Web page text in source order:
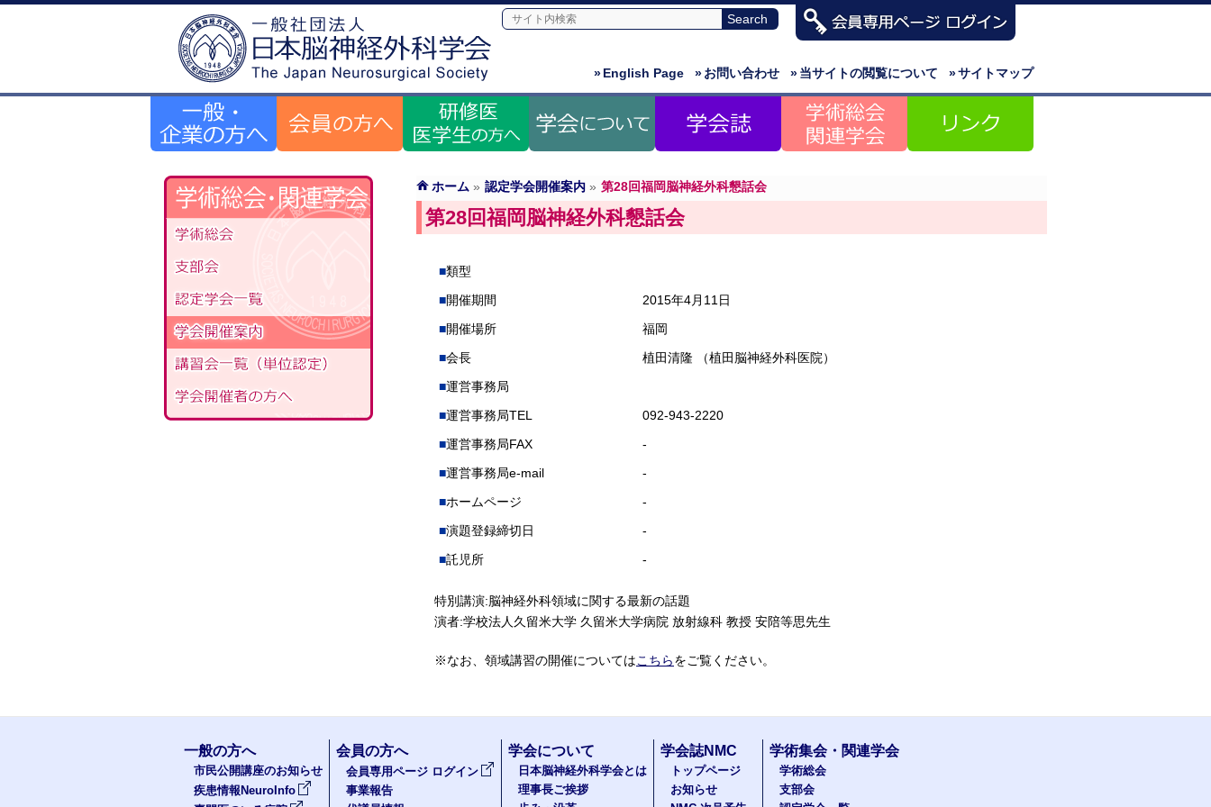
»サイトマップ
»当サイトの閲覧について
»お問い合わせ
»English Page
ホーム » 認定学会開催案内 » 第28回福岡脳神経外科懇話会
第28回福岡脳神経外科懇話会
類型
開催期間
2015年4月11日
開催場所
福岡
会長
植田清隆 （植田脳神経外科医院）
運営事務局
運営事務局TEL
092-943-2220
運営事務局FAX
-
運営事務局e-mail
-
ホームページ
-
演題登録締切日
-
託児所
-
特別講演:脳神経外科領域に関する最新の話題
演者:学校法人久留米大学 久留米大学病院 放射線科 教授 安陪等思先生
※なお、領域講習の開催についてはこちらをご覧ください。
一般の方へ
市民公開講座のお知らせ
疾患情報NeuroInfo
会員の方へ
会員専用ページ ログイン
事業報告
学会について
日本脳神経外科学会とは
理事長ご挨拶
学会誌NMC
トップページ
お知らせ
学術集会・関連学会
学術総会
支部会